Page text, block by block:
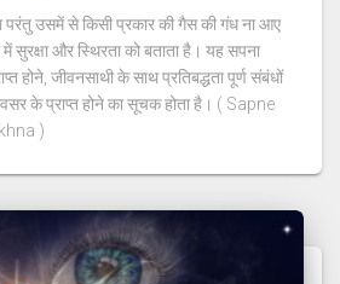
उसमें से किसी प्रकार की गैस की गंध ना आए
और स्थिरता को बताता है। यह सपना
होने, जीवनसाथी के साथ प्रतिबद्धता पूर्ण संबंधों
के प्राप्त होने का सूचक होता है। ( Sapne
)